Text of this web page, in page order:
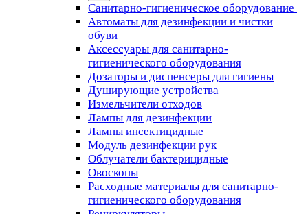
Санитарно-гигиеническое оборудование
Автоматы для дезинфекции и чистки
обуви
Аксессуары для санитарно-
гигиенического оборудования
Дозаторы и диспенсеры для гигиены
Душирующие устройства
Измельчители отходов
Лампы для дезинфекции
Лампы инсектицидные
Модуль дезинфекции рук
Облучатели бактерицидные
Овоскопы
Расходные материалы для санитарно-
гигиенического оборудования